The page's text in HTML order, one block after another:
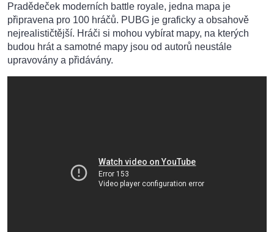
Pradědeček moderních battle royale, jedna mapa je
připravena pro 100 hráčů. PUBG je graficky a obsahově
nejrealističtější. Hráči si mohou vybírat mapy, na kterých
budou hrát a samotné mapy jsou od autorů neustále
upravovány a přidávány.